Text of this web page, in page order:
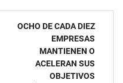
OCHO DE CADA DIEZ
EMPRESAS
MANTIENEN O
ACELERAN SUS
OBJETIVOS